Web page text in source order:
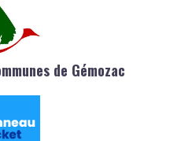
de Gémozac